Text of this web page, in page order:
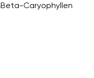
Beta-Caryophyllen